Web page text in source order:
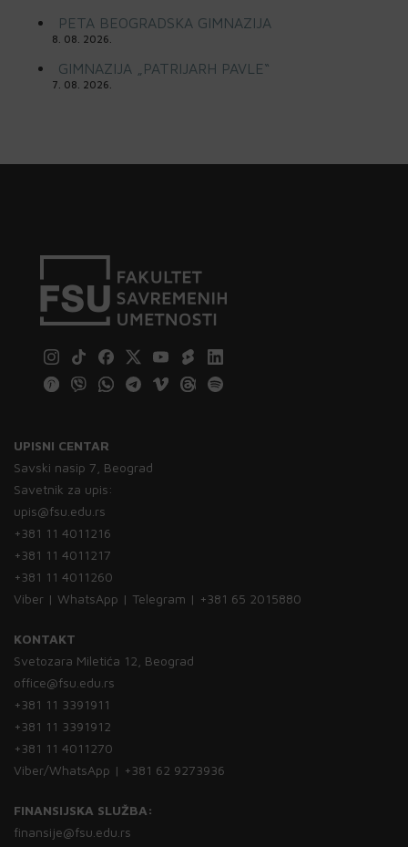
PETA BEOGRADSKA GIMNAZIJA
8. 08. 2026.
GIMNAZIJA „PATRIJARH PAVLE“
7. 08. 2026.
UPISNI CENTAR
Savski nasip 7, Beograd
Savetnik za upis:
upis@fsu.edu.rs
+381 11 4011216
+381 11 4011217
+381 11 4011260
Viber | WhatsApp | Telegram | +381 65 2015880
KONTAKT
Svetozara Miletića 12, Beograd
office@fsu.edu.rs
+381 11 3391911
+381 11 3391912
+381 11 4011270
Viber/WhatsApp | +381 62 9273936
FINANSIJSKA SLUŽBA:
finansije@fsu.edu.rs